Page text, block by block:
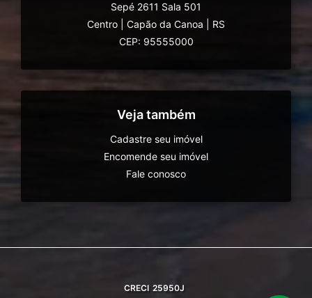
Sepé 2611 Sala 501
Centro
Capão da Canoa
RS
CEP: 95555000
Veja também
Cadastre seu imóvel
Encomende seu imóvel
Fale conosco
CRECI 25950J